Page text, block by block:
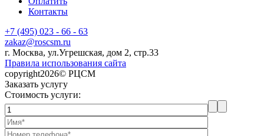
Контакты
+7 (495) 023 - 66 - 63
zakaz@roscsm.ru
г. Москва, ул.Угрешская, дом 2, стр.33
Правила использования сайта
copyright2026© РЦСМ
Заказать услугу
Стоимость услуги: